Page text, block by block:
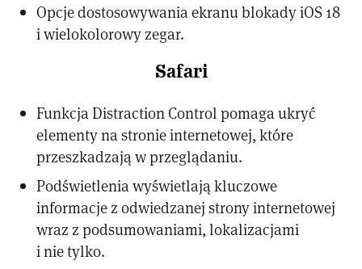
Opcje dostosowywania ekranu blokady iOS 18
i wielokolorowy zegar.
Safari
Funkcja Distraction Control pomaga ukryć
elementy na stronie internetowej, które
przeszkadzają w przeglądaniu.
Podświetlenia wyświetlają kluczowe
informacje z odwiedzanej strony internetowej
wraz z podsumowaniami, lokalizacjami
i nie tylko.